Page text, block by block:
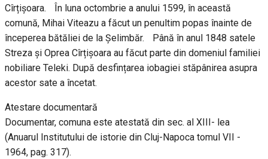
Cîrțișoara. În luna octombrie a anului 1599, în această
comună, Mihai Viteazu a făcut un penultim popas înainte de
începerea bătăliei de la Șelimbăr. Până în anul 1848 satele
Streza și Oprea Cîrțișoara au făcut parte din domeniul familiei
nobiliare Teleki. După desfințarea iobagiei stăpânirea asupra
acestor sate a încetat.
Atestare documentară
Documentar, comuna este atestată din sec. al XIII- lea
(Anuarul Institutului de istorie din Cluj-Napoca tomul VII -
1964, pag. 317).